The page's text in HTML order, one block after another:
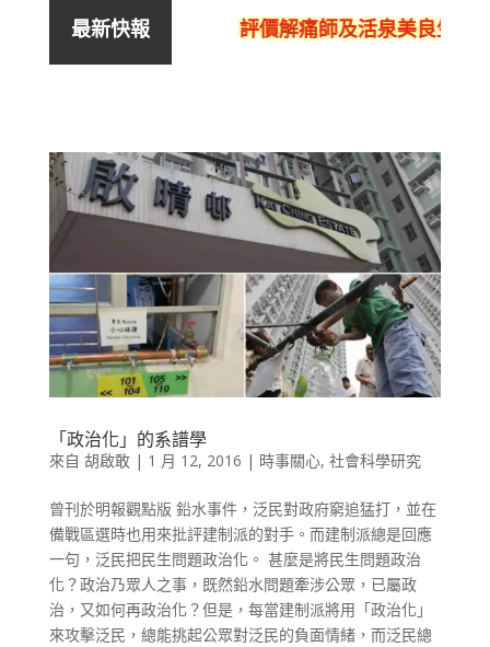
最新快報 評價解痛師及活泉美良生館
「政治化」的系譜學
來自 胡啟敢| 1 月 12, 2016 | 時事關心, 社會科學研究
曾刊於明報觀點版 鉛水事件，泛民對政府窮追猛打，並在
備戰區選時也用來批評建制派的對手。而建制派總是回應
一句，泛民把民生問題政治化。 甚麼是將民生問題政治
化？政治乃眾人之事，既然鉛水問題牽涉公眾，已屬政
治，又如何再政治化？但是，每當建制派將用「政治化」
來攻擊泛民，總能挑起公眾對泛民的負面情緒，而泛民總